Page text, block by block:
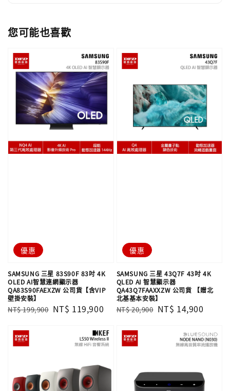
您可能也喜歡
優惠
SAMSUNG 三星 83S90F 83吋 4K
OLED AI智慧連網顯示器
QA83S90FAEXZW 公司貨【含VIP
壁掛安裝】
Regular
NT$ 199,900 Sale
NT$ 119,900
優惠
SAMSUNG 三星 43Q7F 43吋 4K
QLED AI 智慧顯示器
QA43Q7FAAXXZW 公司貨 【贈北
北基基本安裝】
Regular
NT$ 20,900 Sale
NT$ 14,900